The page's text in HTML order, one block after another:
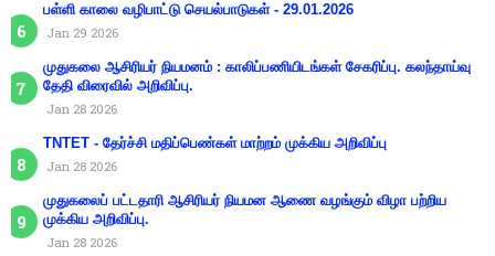
பள்ளி காலை வழிபாட்டு செயல்பாடுகள் - 29.01.2026
Jan 29 2026
முதுகலை ஆசிரியர் நியமனம் : காலிப்பணியிடங்கள் சேகரிப்பு. கலந்தாய்வு
தேதி விரைவில் அறிவிப்பு.
Jan 28 2026
TNTET - தேர்ச்சி மதிப்பெண்கள் மாற்றம் முக்கிய அறிவிப்பு
Jan 28 2026
முதுகலைப் பட்டதாரி ஆசிரியர் நியமன ஆணை வழங்கும் விழா பற்றிய
முக்கிய அறிவிப்பு.
Jan 28 2026